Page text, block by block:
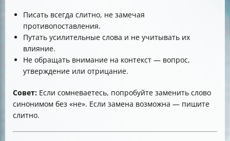
Писать всегда слитно, не замечая
противопоставления.
Путать усилительные слова и не учитывать их
влияние.
Не обращать внимание на контекст — вопрос,
утверждение или отрицание.
Совет: Если сомневаетесь, попробуйте заменить слово
синонимом без «не». Если замена возможна — пишите
слитно.